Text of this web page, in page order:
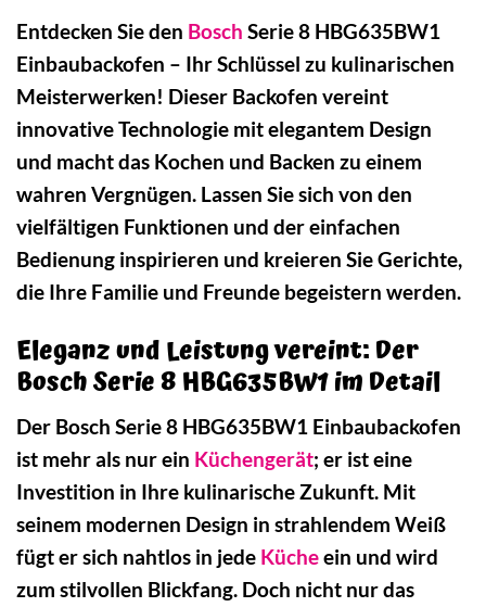
Entdecken Sie den Bosch Serie 8 HBG635BW1
Einbaubackofen – Ihr Schlüssel zu kulinarischen
Meisterwerken! Dieser Backofen vereint
innovative Technologie mit elegantem Design
und macht das Kochen und Backen zu einem
wahren Vergnügen. Lassen Sie sich von den
vielfältigen Funktionen und der einfachen
Bedienung inspirieren und kreieren Sie Gerichte,
die Ihre Familie und Freunde begeistern werden.
Eleganz und Leistung vereint: Der
Bosch Serie 8 HBG635BW1 im Detail
Der Bosch Serie 8 HBG635BW1 Einbaubackofen
ist mehr als nur ein Küchengerät; er ist eine
Investition in Ihre kulinarische Zukunft. Mit
seinem modernen Design in strahlendem Weiß
fügt er sich nahtlos in jede Kücheein und wird
zum stilvollen Blickfang. Doch nicht nur das